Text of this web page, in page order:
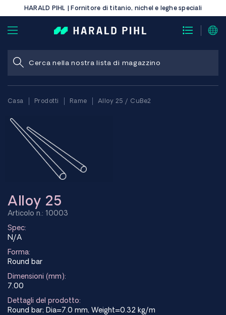
HARALD PIHL | Fornitore di titanio, nichel e leghe speciali
Casa Prodotti Rame Alloy 25 / CuBe2
Alloy 25
Articolo n.: 10003
Spec:
N/A
Forma:
Round bar
Dimensioni (mm):
7.00
Dettagli del prodotto:
Round bar; Dia=7.0 mm, Weight=0.32 kg/m